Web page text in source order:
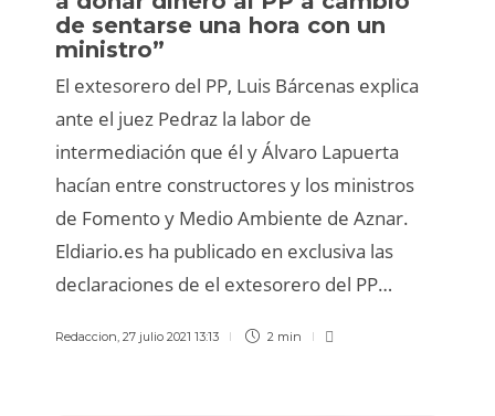
de sentarse una hora con un
ministro”
El extesorero del PP, Luis Bárcenas explica
ante el juez Pedraz la labor de
intermediación que él y Álvaro Lapuerta
hacían entre constructores y los ministros
de Fomento y Medio Ambiente de Aznar.
Eldiario.es ha publicado en exclusiva las
declaraciones de el extesorero del PP…
Redaccion 27 julio 2021 13:13 2 min